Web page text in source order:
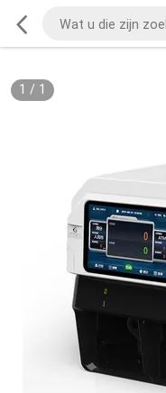
1 / 1